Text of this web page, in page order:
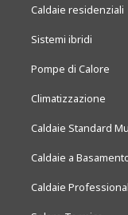
Caldaie residenziali
Sistemi ibridi
Pompe di Calore
Climatizzazione
Caldaie Standard
Caldaie a
Caldaie